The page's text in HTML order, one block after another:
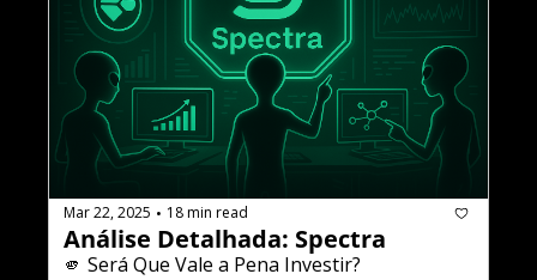
Mar 22, 2025 • 18 min read
Análise Detalhada: Spectra
🫵 Será Que Vale a Pena Investir?